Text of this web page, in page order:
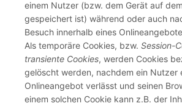
einem Nutzer (bzw. dem Gerät auf
gespeichert ist) während oder auch
Besuch innerhalb eines
Als temporäre Cookies, bzw. Session-
transiente Cookies, werden Cookies
gelöscht werden, nachdem ein Nutzer
Onlineangebot verlässt und seinen
einem solchen Cookie kann z.B. der